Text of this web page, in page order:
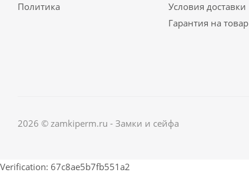
Политика
Условия доставки
Гарантия на товар
2026 © zamkiperm.ru - Замки и сейфа
Verification: 67c8ae5b7fb551a2